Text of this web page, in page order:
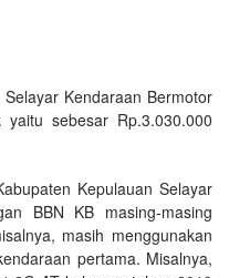
Kendaraan Bermotor
sebesar Rp.3.030.000
Kepulauan Selayar
BBN KB masing-masing
masih menggunakan
pertama. Misalnya,